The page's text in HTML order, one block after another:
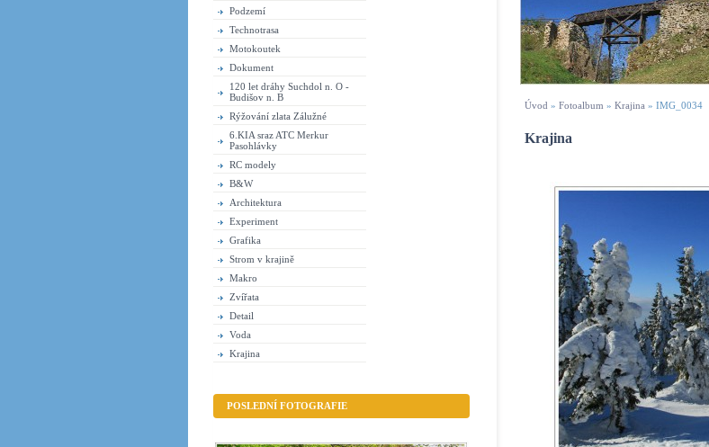
Úvod » Fotoalbum » Krajina » IMG_0034
Krajina
Podzemí
Technotrasa
Motokoutek
Dokument
120 let dráhy Suchdol n. O -
Budišov n. B
Rýžování zlata Zálužné
6.KIA sraz ATC Merkur
Pasohlávky
RC modely
B&W
Architektura
Experiment
Grafika
Strom v krajině
Makro
Zvířata
Detail
Voda
Krajina
POSLEDNÍ FOTOGRAFIE